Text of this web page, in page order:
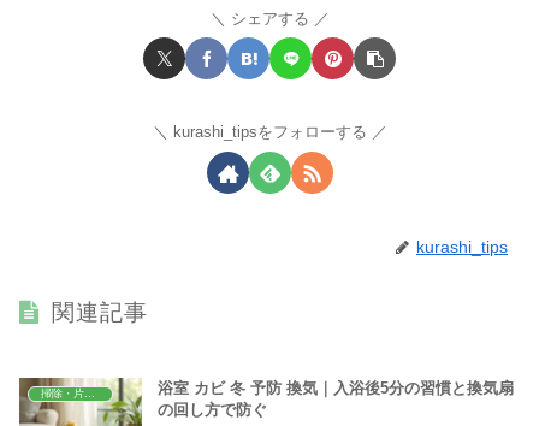
シェアする
kurashi_tipsをフォローする
kurashi_tips
関連記事
浴室 カビ 冬 予防 換気｜入浴後5分の習慣と換気扇
の回し方で防ぐ